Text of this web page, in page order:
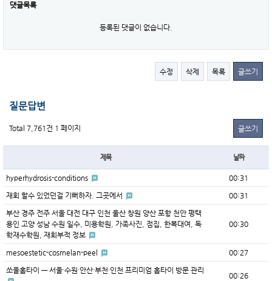
댓글목록
등록된 댓글이 없습니다.
수정 삭제 목록 글쓰기
질문답변
Total 7,761건 1 페이지 글쓰기
제목 날짜
hyperhydrosis-conditions 00:31
재회 할수 있었던걸 기뻐하자. 그곳에서 00:31
부산 경주 전주 서울 대전 대구 인천 울산 창원 양산 포항 천안 평택
용인 고양 성남 수원 일수, 미용학원, 가족사진, 점집, 한복대여, 독
학재수학원, 재회부적 정보
00:30
mesoestetic-cosmelan-peel 00:27
쏘울홈타이 — 서울·수원·안산·부천·인천 프리미엄 홈타이 방문 관리
00:26